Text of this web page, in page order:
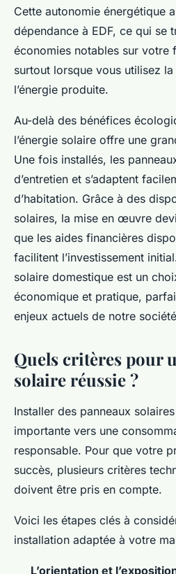
Cette autonomie énergétique
dépendance à EDF, ce qui se
économies notables sur votre
surtout lorsque vous utilisez
l’énergie produite.
Au-delà des bénéfices
l’énergie solaire offre une
Une fois installés, les
d’entretien et s’adaptent
d’habitation. Grâce à des
solaires, la mise en œuvre
que les aides financières
facilitent l’investissement
solaire domestique est un
économique et pratique,
enjeux actuels de notre
Quels critères pour
solaire réussie ?
Installer des panneaux
importante vers une
responsable. Pour que votre
succès, plusieurs critères
doivent être pris en compte.
Voici les étapes clés à
installation adaptée à votre
L’orientation et